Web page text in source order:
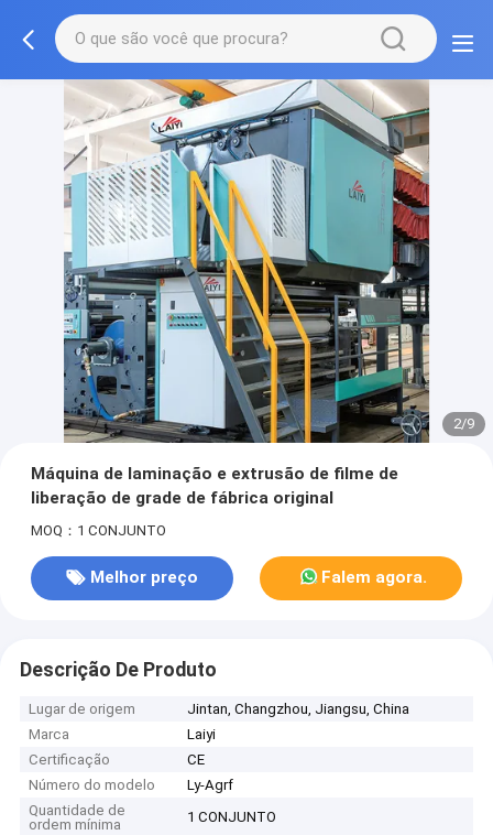
2/9
Máquina de laminação e extrusão de filme de
liberação de grade de fábrica original
MOQ：1 CONJUNTO
Melhor preço Falem agora.
Descrição De Produto
Lugar de origem
Jintan, Changzhou, Jiangsu, China
Marca
Laiyi
Certificação
CE
Número do modelo
Ly-Agrf
Quantidade de
ordem mínima
1 CONJUNTO